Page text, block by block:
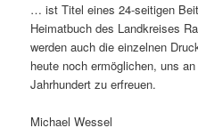
… ist Titel eines 24-seitigen
Heimatbuch des Landkreises
werden auch die einzelnen
heute noch ermöglichen, uns
Jahrhundert zu erfreuen.
Michael Wessel